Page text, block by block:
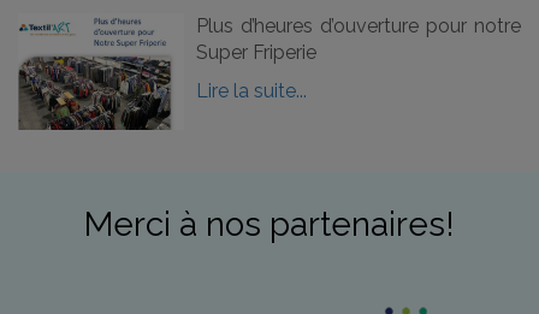
Plus d’heures d’ouverture pour notre
Super Friperie
Lire la suite...
Merci à nos partenaires!